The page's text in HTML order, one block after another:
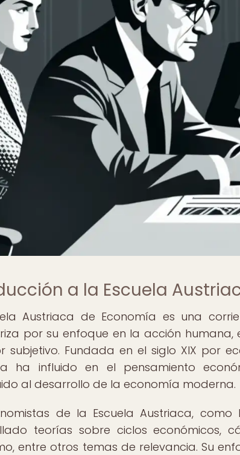
a la Escuela
Austriaca de Economía es una
por su enfoque en la acción
subjetivo. Fundada en el siglo XIX por
ha influido en el pensamiento
al desarrollo de la economía moderna.
de la Escuela Austriaca, como
teorías sobre ciclos económicos,
entre otros temas de relevancia. Su